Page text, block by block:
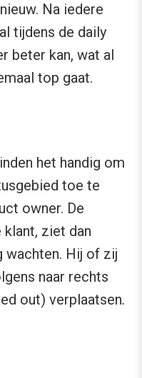
Na iedere
tijdens de daily
beter kan, wat al
top gaat.
het handig om
toe te
owner. De
ziet dan
wachten. Hij of zij
naar rechts
out) verplaatsen.